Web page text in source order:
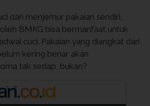
dan menjemur pakaian sendiri,
BMKG bisa bermanfaat untuk
cuci. Pakaian yang diangkat dari
kering benar akan
tak sedap, bukan?